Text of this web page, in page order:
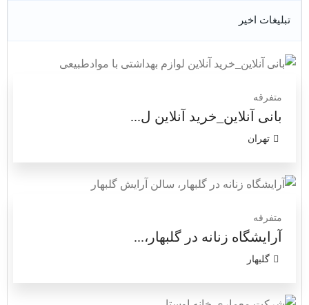
تبلیغات اخیر
متفرقه
بانی آنلاین_خرید آنلاین ل...
تهران
متفرقه
آرایشگاه زنانه در گلبهار،...
گلبهار